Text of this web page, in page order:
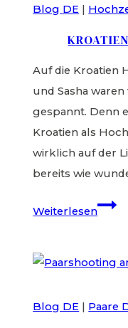
Blog DE
Auf die Kroatien
und Sasha
gespannt. Denn
Kroatien als
wirklich auf der
bereits wie
Weiterlesen
Split
Blog DE | Paare